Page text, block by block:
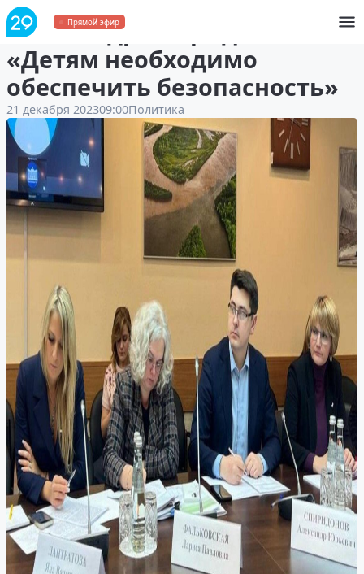
Прямой эфир
Александр Спиридонов:
«Детям необходимо
обеспечить безопасность»
21 декабря 202309:00Политика